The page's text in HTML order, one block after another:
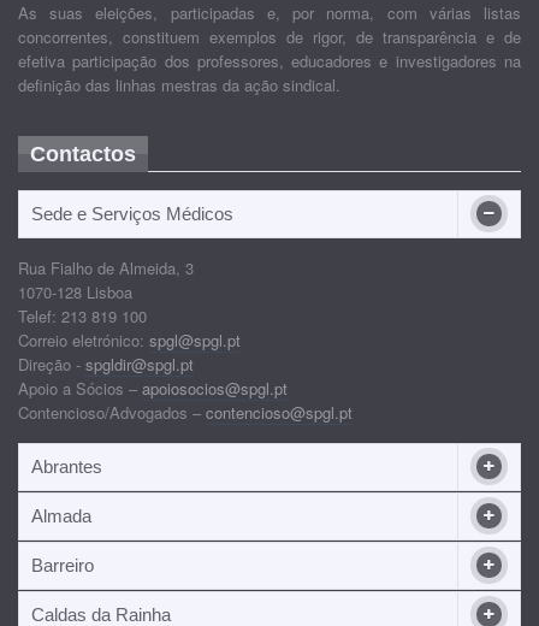
As suas eleições, participadas e, por norma, com várias listas
concorrentes, constituem exemplos de rigor, de transparência e de
efetiva participação dos professores, educadores e investigadores na
definição das linhas mestras da ação sindical.
Contactos
Sede e Serviços Médicos
Rua Fialho de Almeida, 3
1070-128 Lisboa
Telef: 213 819 100
Correio eletrónico: spgl@spgl.pt
Direção - spgldir@spgl.pt
Apoio a Sócios – apoiosocios@spgl.pt
Contencioso/Advogados – contencioso@spgl.pt
Abrantes
Almada
Barreiro
Caldas da Rainha